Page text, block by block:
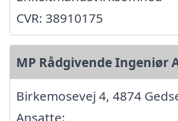
CVR: 38910175
MP Rådgivende Ingeniør
Birkemosevej 4, 4874
Ansatte: